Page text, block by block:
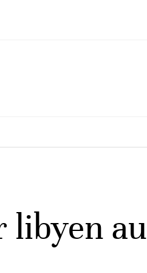
libyen au